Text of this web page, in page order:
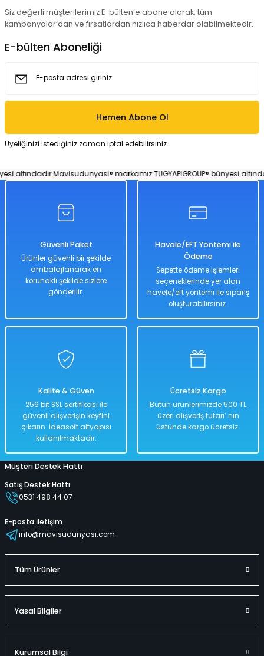
Kumaş Kıyafetli 2' li Set Porselen Bebek Özel Kadın ve Erkek Set Desenli
%50
2.399,00 TL
Hızlı
Kargo
Sepete Ekle
Kumaş Kıyafetli 2' li Set Porselen Bebek Özel Kadın ve Erkek Set Yeşilli
4.798,00 TL
2.399,00 TL
Uzaktan Kumandalı Traktör Sevimli Işıklı Kırmızı Renk Full Fonksiyon 27
%50
2.038,00 TL
1.019,00 TL
Hızlı
Kargo
Uzaktan Kumandalı Traktör Sevimli Işıklı Yeşil Renk Full Fonksiyon 27
%50
2.038,00 TL
1.019,00 TL
Siz değerli müşterilerimiz E-bülten’e abone olarak, tüm
kampanyalar’dan ve fırsatlardan hızlıca haberdar olabilmektedir.
E-bülten Aboneliği
Hemen Abone Ol
Üyeliğinizi istediğiniz zaman iptal edebilirsiniz.
Mavisudunyasi® markamız TUGYAPIGROUP® bünyesi altındadır.
Güvenli Paket
Ürünler güvenli bir şekilde
ambalajlanarak en
korunaklı şekilde sizlere
gönderilir.
Havale/EFT Yöntemi ile
Ödeme
Sepette ödeme işlemleri
seçeneklerinde yer alan
havele/eft yöntemi ile sipariş
oluşturabilirsiniz.
Kalite & Güven
256 bit SSL sertifikası ile
güvenli alışverişin keyfini
çıkarın. İdeasoft altyapısı
kullanılmaktadır.
Ücretsiz Kargo
Bütün ürünlerimizde 500 TL
üzeri alışveriş tutarı’ nın
üstünde kargo ücretsiz.
Müşteri Destek Hattı
Satış Destek Hattı
0531 498 44 07
E-posta İletişim
info@mavisudunyasi.com
Tüm Ürünler
Yasal Bilgiler
Kurumsal Bilgi